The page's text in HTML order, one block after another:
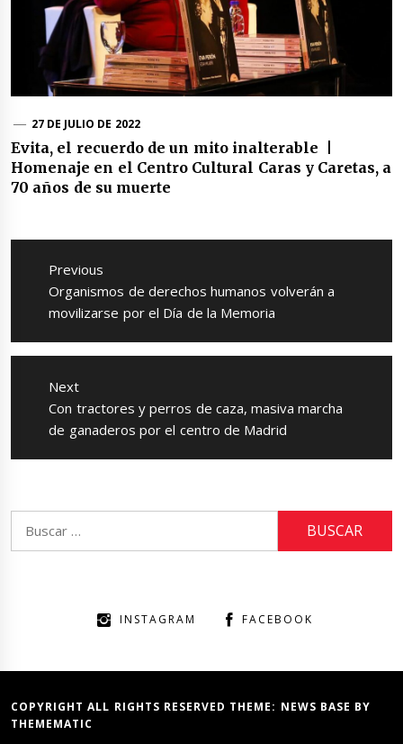
27 DE JULIO DE 2022
Evita, el recuerdo de un mito inalterable |
Homenaje en el Centro Cultural Caras y Caretas, a
70 años de su muerte
Navegación
entradas
Previous
Previous
post:
Organismos de derechos humanos volverán a
movilizarse por el Día de la Memoria
Next
Next
post:
Con tractores y perros de caza, masiva marcha
de ganaderos por el centro de Madrid
INSTAGRAM FACEBOOK
COPYRIGHT ALL RIGHTS RESERVED THEME: NEWS BASE BY
THEMEMATIC